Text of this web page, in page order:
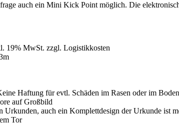
auch ein Mini Kick Point möglich. Die
19% MwSt. zzgl. Logistikkosten
Haftung für evtl. Schäden im Rasen oder im
auf Großbild
auch ein Komplettdesign der Urkunde ist
Tor